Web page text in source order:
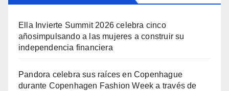
Ella Invierte Summit 2026 celebra cinco
añosimpulsando a las mujeres a construir su
independencia financiera
Pandora celebra sus raíces en Copenhague
durante Copenhagen Fashion Week a través de